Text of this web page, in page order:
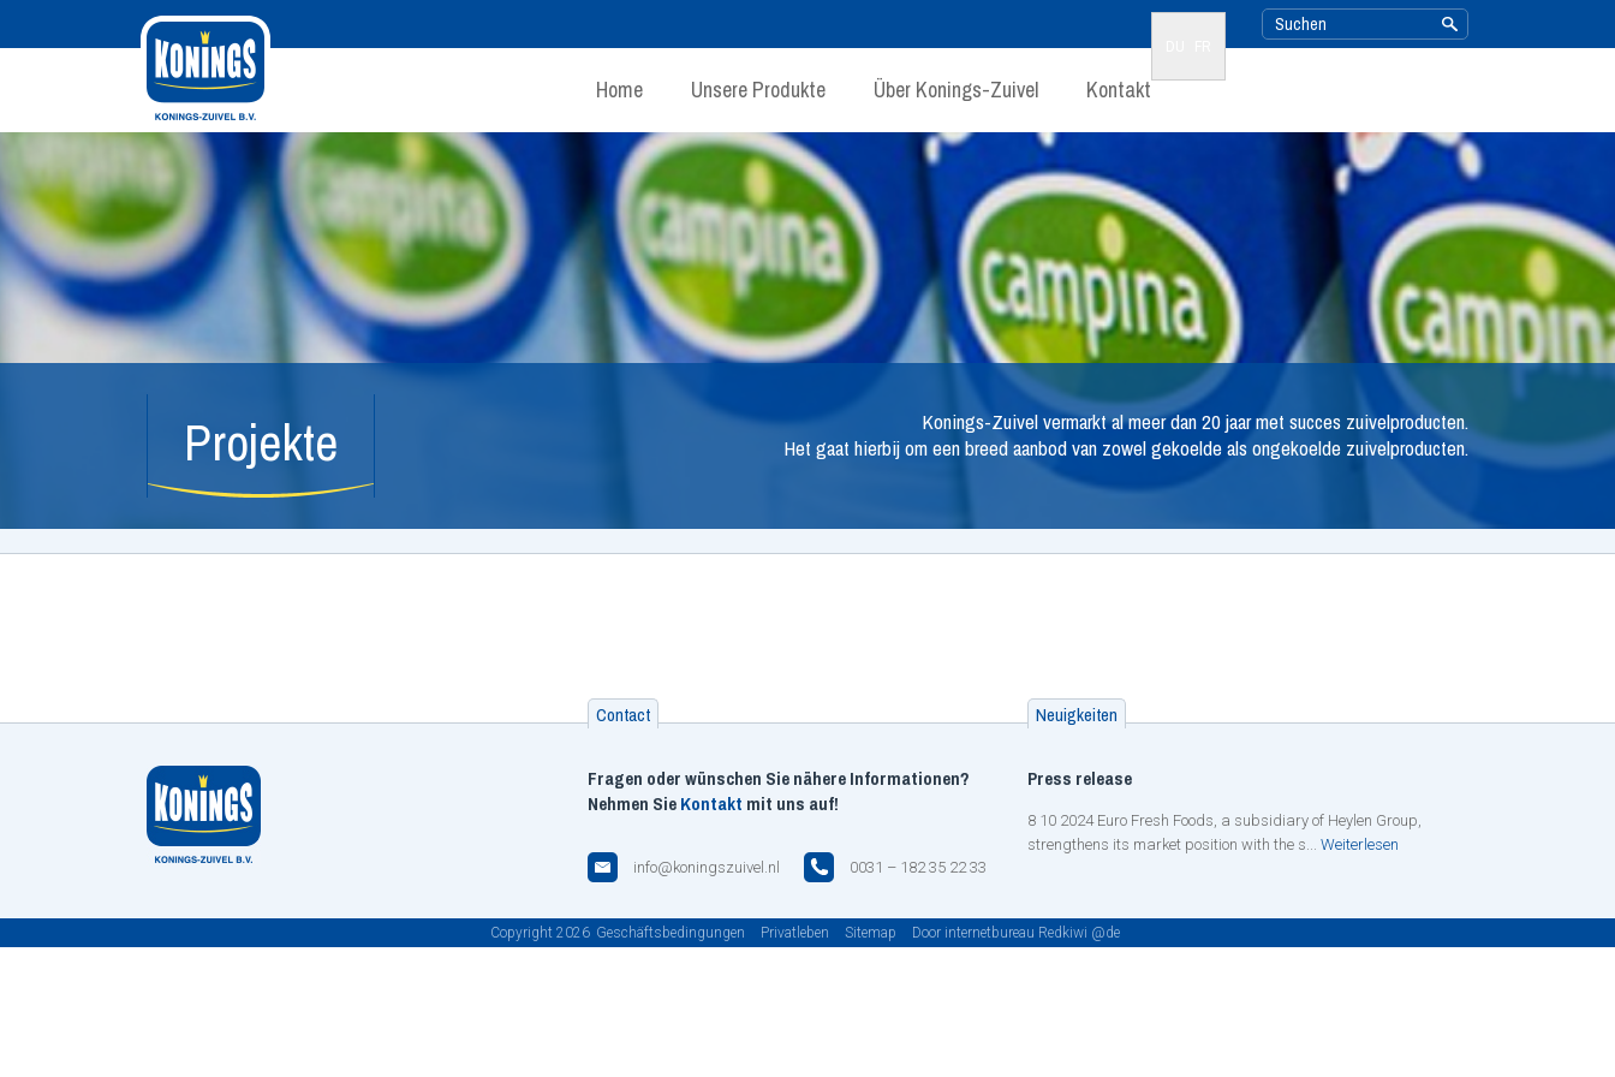
Home Unsere Produkte Über Konings-Zuivel Kontakt
Projekte
Konings-Zuivel vermarkt al meer dan 20 jaar met succes zuivelproducten.
Het gaat hierbij om een breed aanbod van zowel gekoelde als ongekoelde zuivelproducten.
Contact
Fragen oder wünschen Sie nähere Informationen?
Nehmen SieKontakt mit uns auf!
info@koningszuivel.nl 0031 – 182 35 22 33
Neuigkeiten
Press release
8 10 2024 Euro Fresh Foods, a subsidiary of Heylen Group,
strengthens its market position with the s...Weiterlesen
Copyright 2026 Geschäftsbedingungen Privatleben Sitemap Door internetbureau Redkiwi @de